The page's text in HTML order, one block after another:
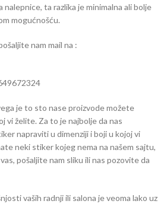
ta razlika je minimalna ali bolje
mogućnošću.
nam mail na :
je to sto nase proizvode možete
vi želite. Za to je najbolje da nas
napraviti u dimenziji i boji u kojoj vi
neki stiker kojeg nema na našem sajtu,
pošaljite nam sliku ili nas pozovite da
vaših radnji ili salona je veoma lako uz